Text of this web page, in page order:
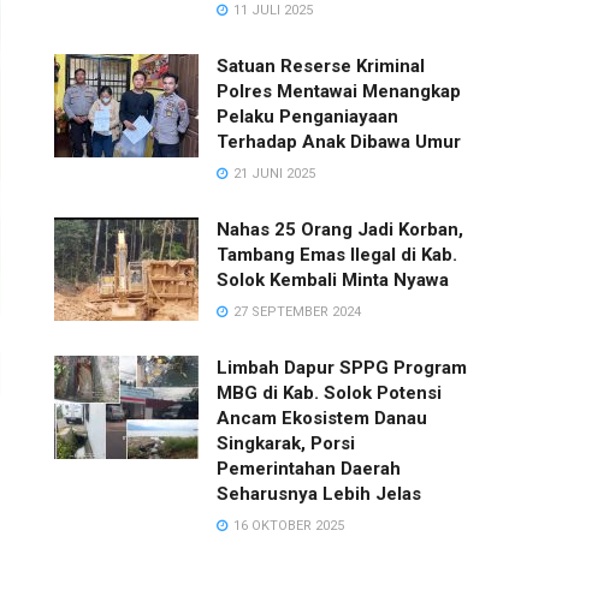
11 JULI 2025
Satuan Reserse Kriminal
Polres Mentawai Menangkap
Pelaku Penganiayaan
Terhadap Anak Dibawa Umur
21 JUNI 2025
Nahas 25 Orang Jadi Korban,
Tambang Emas Ilegal di Kab.
Solok Kembali Minta Nyawa
27 SEPTEMBER 2024
Limbah Dapur SPPG Program
MBG di Kab. Solok Potensi
Ancam Ekosistem Danau
Singkarak, Porsi
Pemerintahan Daerah
Seharusnya Lebih Jelas
16 OKTOBER 2025